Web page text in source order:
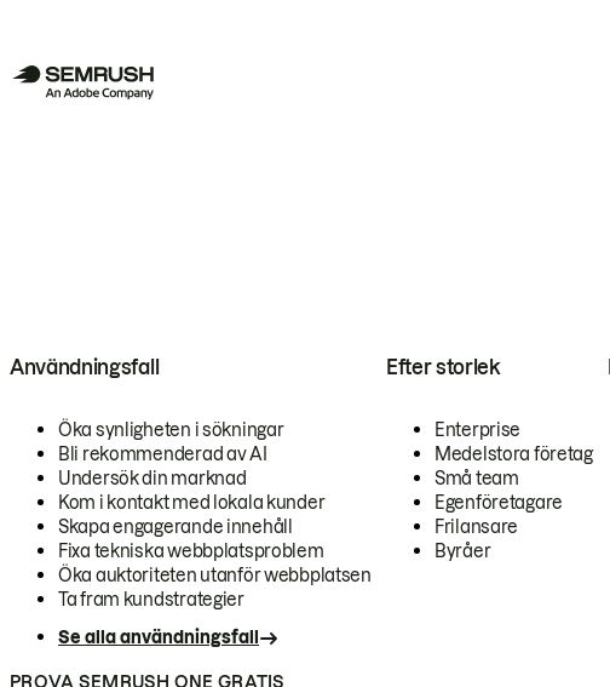
Användningsfall
Öka synligheten i sökningar
Bli rekommenderad av AI
Undersök din marknad
Kom i kontakt med lokala kunder
Skapa engagerande innehåll
Fixa tekniska webbplatsproblem
Öka auktoriteten utanför webbplatsen
Ta fram kundstrategier
Se alla användningsfall
Efter storlek
Enterprise
Medelstora företag
Små team
Egenföretagare
Frilansare
Byråer
PROVA SEMRUSH ONE GRATIS